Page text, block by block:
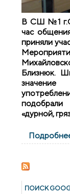
В СШ №1
час
приняли
Близнюк.
значение
«дурной,
ПОИСК